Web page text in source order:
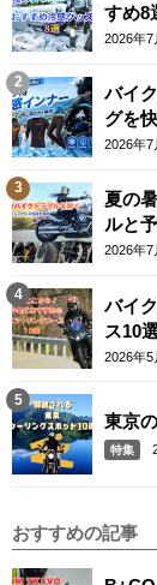
すめ8
テム
2026年7
バイ
グを
2026年7
夏の
ルと
2026年7
バイ
ス10
2026年5
東京
特集
おすすめの記事